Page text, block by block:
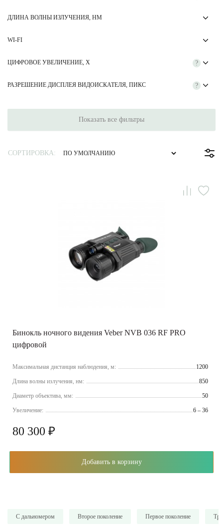
ДЛИНА ВОЛНЫ ИЗЛУЧЕНИЯ, НМ
WI-FI
?
ЦИФРОВОЕ УВЕЛИЧЕНИЕ, Х
?
РАЗРЕШЕНИЕ ДИСПЛЕЯ ВИДОИСКАТЕЛЯ, ПИКС
Показать все фильтры
СОРТИРОВКА:
Бинокль ночного видения Veber NVB 036 RF PRO
цифровой
Максимальная дистанция наблюдения, м: 1200
Длина волны излучения, нм: 850
Диаметр объектива, мм: 50
Увеличение: 6 – 36
80 300 ₽
Добавить в корзину
С дальномером Второе поколение Первое поколение